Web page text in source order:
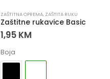
ZAŠTITNA OPREMA, ZAŠTITA RUKU
Zaštitne rukavice Basic
1,95 KM
Boja